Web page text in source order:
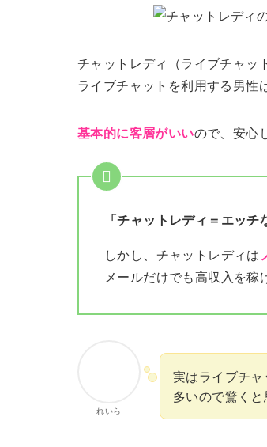
チャットレディ（ライブチャッ
ライブチャットを利用する男性
基本的に客層がいいので、安心
「チャットレディ＝エッチ
しかし、チャットレディは
メールだけでも高収入を稼
れいら
実はライブチ
多いので驚くと